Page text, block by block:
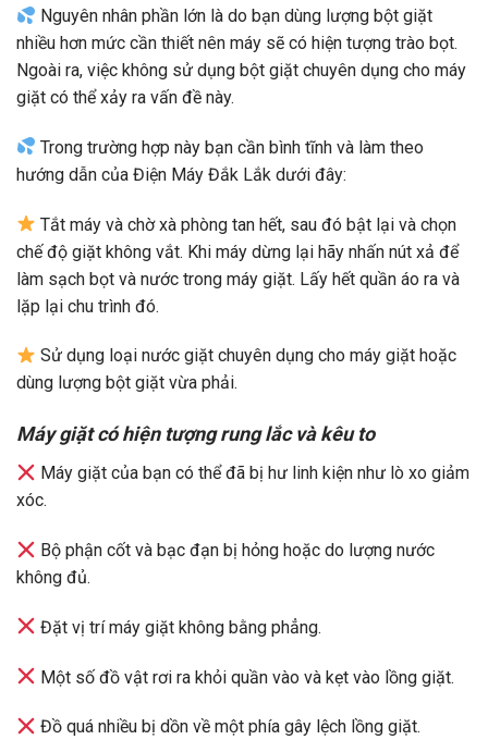
Nguyên nhân phần lớn là do bạn dùng lượng bột giặt
nhiều hơn mức cần thiết nên máy sẽ có hiện tượng trào bọt.
Ngoài ra, việc không sử dụng bột giặt chuyên dụng cho máy
giặt có thể xảy ra vấn đề này.
Trong trường hợp này bạn cần bình tĩnh và làm theo
hướng dẫn của Điện Máy Đắk Lắk dưới đây:
Tắt máy và chờ xà phòng tan hết, sau đó bật lại và chọn
chế độ giặt không vắt. Khi máy dừng lại hãy nhấn nút xả để
làm sạch bọt và nước trong máy giặt. Lấy hết quần áo ra và
lặp lại chu trình đó.
Sử dụng loại nước giặt chuyên dụng cho máy giặt hoặc
dùng lượng bột giặt vừa phải.
Máy giặt có hiện tượng rung lắc và kêu to
Máy giặt của bạn có thể đã bị hư linh kiện như lò xo giảm
xóc.
Bộ phận cốt và bạc đạn bị hỏng hoặc do lượng nước
không đủ.
Đặt vị trí máy giặt không bằng phẳng.
Một số đồ vật rơi ra khỏi quần vào và kẹt vào lồng giặt.
Đồ quá nhiều bị dồn về một phía gây lệch lồng giặt.